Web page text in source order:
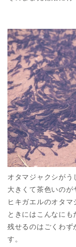
オタマジャクシがう
大きくて茶色いのが
ヒキガエルのオタ
ときにはこんなに
残せるのはごくわず
す。